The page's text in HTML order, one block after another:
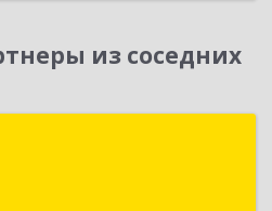
из соседних
Петрозаводск г, Красная